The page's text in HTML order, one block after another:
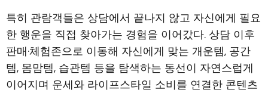
특히 관람객들은 상담에서 끝나지 않고 자신에게 필요
한 행운을 직접 찾아가는 경험을 이어갔다. 상담 이후
판매·체험존으로 이동해 자신에게 맞는 개운템, 공간
템, 몸맘템, 습관템 등을 탐색하는 동선이 자연스럽게
이어지며 운세와 라이프스타일 소비를 연결한 콘텐츠